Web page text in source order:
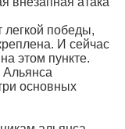
легкой победы,
И сейчас
этом пункте.
Альянса
основных